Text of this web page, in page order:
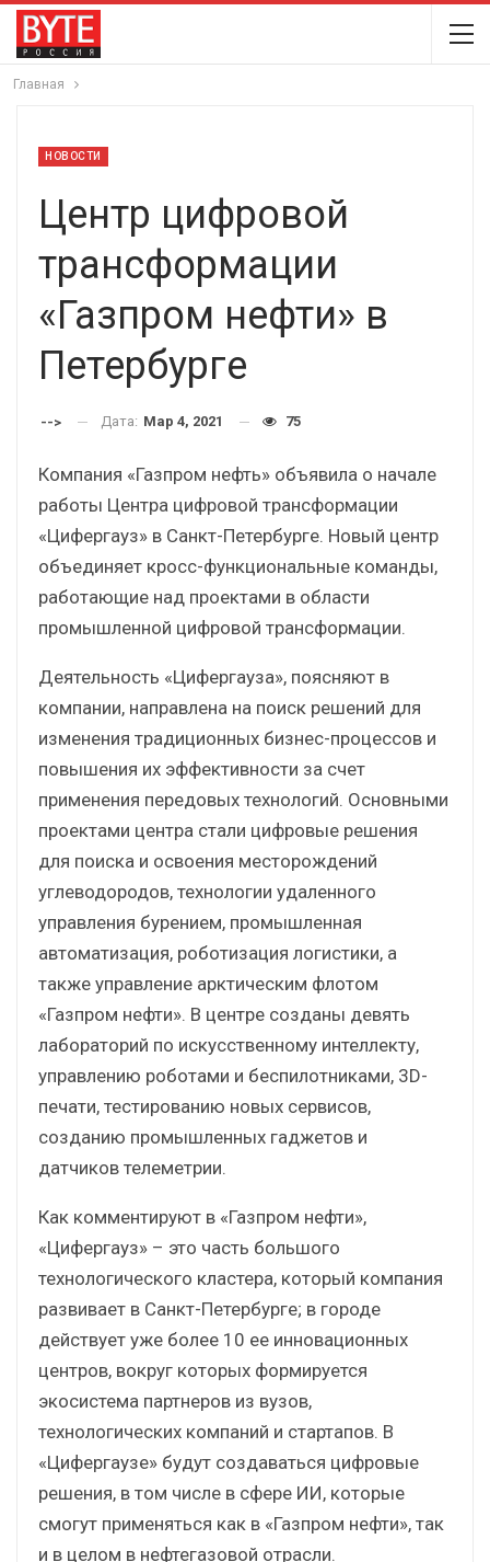
Главная
НОВОСТИ
Центр цифровой
трансформации
«Газпром нефти» в
Петербурге
--> Дата: Мар 4, 2021 75
Компания «Газпром нефть» объявила о начале
работы Центра цифровой трансформации
«Цифергауз» в Санкт-Петербурге. Новый центр
объединяет кросс-функциональные команды,
работающие над проектами в области
промышленной цифровой трансформации.
Деятельность «Цифергауза», поясняют в
компании, направлена на поиск решений для
изменения традиционных бизнес-процессов и
повышения их эффективности за счет
применения передовых технологий. Основными
проектами центра стали цифровые решения
для поиска и освоения месторождений
углеводородов, технологии удаленного
управления бурением, промышленная
автоматизация, роботизация логистики, а
также управление арктическим флотом
«Газпром нефти». В центре созданы девять
лабораторий по искусственному интеллекту,
управлению роботами и беспилотниками, 3D-
печати, тестированию новых сервисов,
созданию промышленных гаджетов и
датчиков телеметрии.
Как комментируют в «Газпром нефти»,
«Цифергауз» – это часть большого
технологического кластера, который компания
развивает в Санкт-Петербурге; в городе
действует уже более 10 ее инновационных
центров, вокруг которых формируется
экосистема партнеров из вузов,
технологических компаний и стартапов. В
«Цифергаузе» будут создаваться цифровые
решения, в том числе в сфере ИИ, которые
смогут применяться как в «Газпром нефти», так
и в целом в нефтегазовой отрасли.